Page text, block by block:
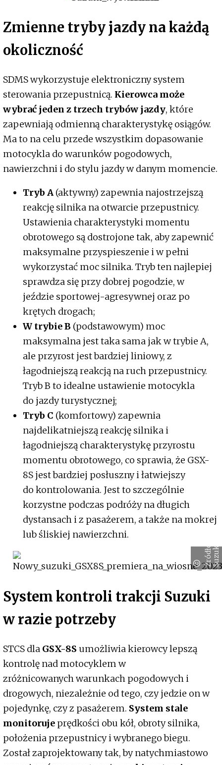
Zmienne tryby jazdy na każdą
okoliczność
SDMS wykorzystuje elektroniczny system
sterowania przepustnicą. Kierowca może
wybrać jeden z trzech trybów jazdy, które
zapewniają odmienną charakterystykę osiągów.
Ma to na celu przede wszystkim dopasowanie
motocykla do warunków pogodowych,
nawierzchni i do stylu jazdy w danym momencie.
Tryb A (aktywny) zapewnia najostrzejszą
reakcję silnika na otwarcie przepustnicy.
Ustawienia charakterystyki momentu
obrotowego są dostrojone tak, aby zapewnić
maksymalne przyspieszenie i w pełni
wykorzystać moc silnika. Tryb ten najlepiej
sprawdza się przy dobrej pogodzie, w
jeździe sportowej-agresywnej oraz po
krętych drogach;
W trybie B (podstawowym) moc
maksymalna jest taka sama jak w trybie A,
ale przyrost jest bardziej liniowy, z
łagodniejszą reakcją na ruch przepustnicy.
Tryb B to idealne ustawienie motocykla
do jazdy turystycznej;
Tryb C (komfortowy) zapewnia
najdelikatniejszą reakcję silnika i
łagodniejszą charakterystykę przyrostu
momentu obrotowego, co sprawia, że GSX-
8S jest bardziej posłuszny i łatwiejszy
do kontrolowania. Jest to szczególnie
korzystne podczas podróży na długich
dystansach i z pasażerem, a także na mokrej
lub śliskiej nawierzchni.
Ź
r
ó
d
ło
:
S
u
z
u
ki
System kontroli trakcji Suzuki
w razie potrzeby
STCS dla GSX-8S umożliwia kierowcy lepszą
kontrolę nad motocyklem w
zróżnicowanych warunkach pogodowych i
drogowych, niezależnie od tego, czy jedzie on w
pojedynkę, czy z pasażerem. System stale
monitoruje prędkości obu kół, obroty silnika,
położenia przepustnicy i wybranego biegu.
Został zaprojektowany tak, by natychmiastowo